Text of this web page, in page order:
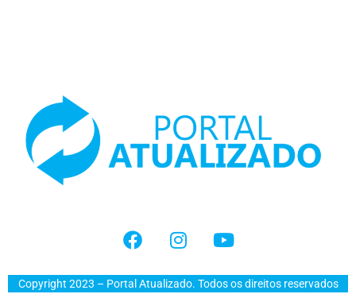
Copyright 2023 – Portal Atualizado. Todos os direitos reservados